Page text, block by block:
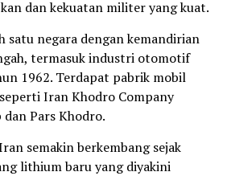
dan kekuatan militer yang kuat.
satu negara dengan kemandirian
termasuk industri otomotif
1962. Terdapat pabrik mobil
Iran Khodro Company
dan Pars Khodro.
semakin berkembang sejak
lithium baru yang diyakini